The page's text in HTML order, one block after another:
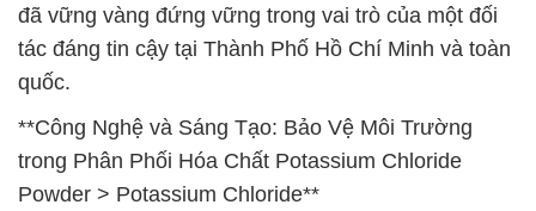
đã vững vàng đứng vững trong vai trò của một đối
tác đáng tin cậy tại Thành Phố Hồ Chí Minh và toàn
quốc.
**Công Nghệ và Sáng Tạo: Bảo Vệ Môi Trường
trong Phân Phối Hóa Chất Potassium Chloride
Powder > Potassium Chloride**